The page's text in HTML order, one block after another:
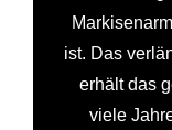
ist. Das
erhält das
viele